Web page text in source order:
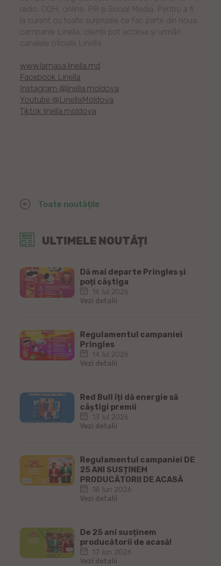
ULTIMELE NOUTĂȚI
Dă mai departe Pringles și
poți câștiga
16 Iul 2026
Vezi detalii
Regulamentul campaniei
Pringles
14 Iul 2026
Vezi detalii
Red Bull îți dă energie să
câștigi premii
13 Iul 2026
Vezi detalii
Regulamentul campaniei DE
25 ANI SUSȚINEM
PRODUCĂTORII DE ACASĂ
18 Iun 2026
Vezi detalii
De 25 ani susținem
producătorii de acasă!
17 Iun 2026
Vezi detalii
radio, OOH, online, PR și Social Media. Pentru a fi
la curent cu toate surprizele ce fac parte din noua
campanie Linella, clienții pot accesa și urmări
canalele oficiale Linella:
www.lamasa.linella.md
Facebook Linella
Instagram @linella.moldova
Youtube @LinellaMoldova
Tiktok linella.moldova
Toate noutățile